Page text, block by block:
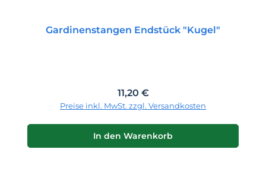
Gardinenstangen Endstück "Kugel"
Regulärer Preis:
11,20 €
Preise inkl. MwSt. zzgl. Versandkosten
In den Warenkorb